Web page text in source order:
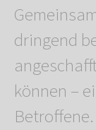
dringend
können –
Betroffene.